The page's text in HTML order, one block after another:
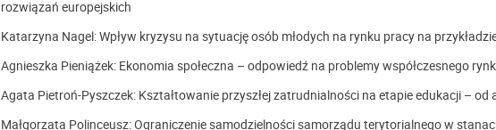
rozwiązań europejskich
Katarzyna Nagel: Wpływ kryzysu na sytuację osób młodych na rynku pracy na
Agnieszka Pieniążek: Ekonomia społeczna – odpowiedź na problemy współczesnego
Agata Pietroń-Pyszczek: Kształtowanie przyszłej zatrudnialności na etapie edukacji –
Małgorzata Polinceusz: Ograniczenie samodzielności samorządu terytorialnego w